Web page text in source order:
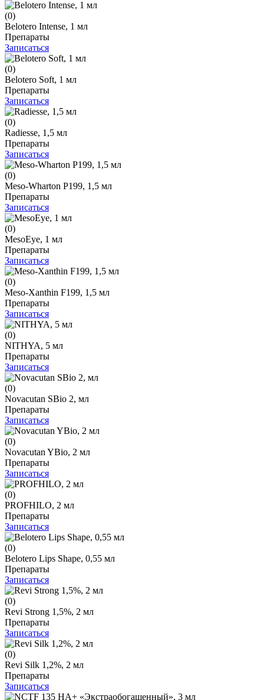
(0)
Belotero Intense, 1 мл
Препараты
Записаться
(0)
Belotero Soft, 1 мл
Препараты
Записаться
(0)
Radiesse, 1,5 мл
Препараты
Записаться
(0)
Meso-Wharton P199, 1,5 мл
Препараты
Записаться
(0)
MesoEye, 1 мл
Препараты
Записаться
(0)
Meso-Xanthin F199, 1,5 мл
Препараты
Записаться
(0)
NITHYA, 5 мл
Препараты
Записаться
(0)
Novacutan SBio 2, мл
Препараты
Записаться
(0)
Novacutan YBio, 2 мл
Препараты
Записаться
(0)
PROFHILO, 2 мл
Препараты
Записаться
(0)
Belotero Lips Shape, 0,55 мл
Препараты
Записаться
(0)
Revi Strong 1,5%, 2 мл
Препараты
Записаться
(0)
Revi Silk 1,2%, 2 мл
Препараты
Записаться